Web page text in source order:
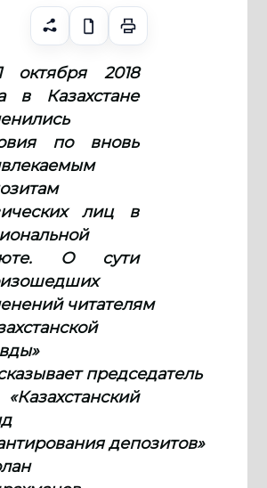
октября 2018
в Казахстане
по вновь
лиц в
О сути
читателям
председатель
депозитов»